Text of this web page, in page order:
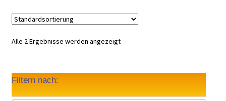
Alle 2 Ergebnisse werden angezeigt
Filtern nach: